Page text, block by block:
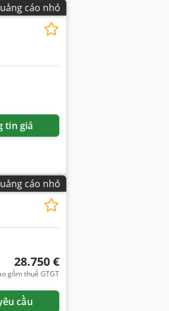
cáo nhỏ
tin giá
cáo nhỏ
28.750 €
gồm thuế GTGT
cầu